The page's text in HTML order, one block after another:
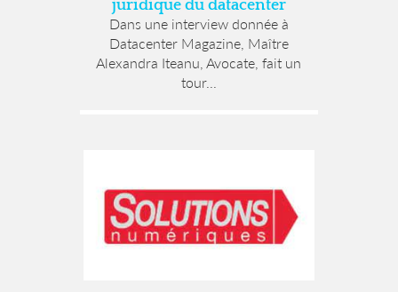
juridique du datacenter
Dans une interview donnée à
Datacenter Magazine, Maître
Alexandra Iteanu, Avocate, fait un
tour...